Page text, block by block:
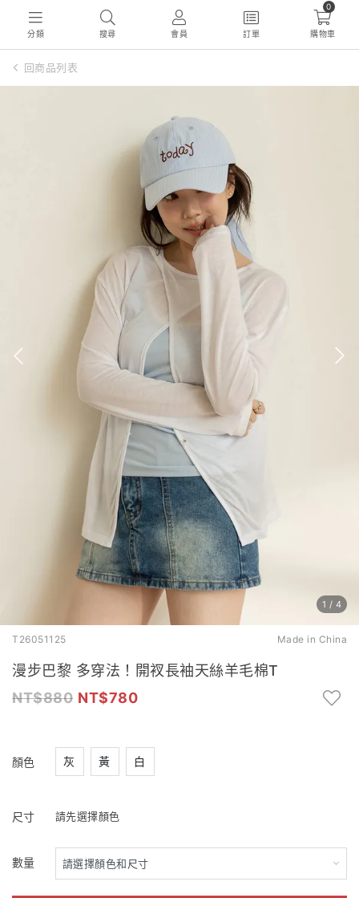
分類 搜尋 會員 訂單
0
購物車
回商品列表
1 / 4
T26051125 Made in China
漫步巴黎 多穿法！開衩長袖天絲羊毛棉T
880
780
顏色 灰 黃 白
尺寸 請先選擇顏色
數量